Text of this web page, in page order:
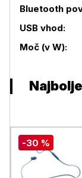
Podrobnosti
Bluetooth
USB vhod:
Moč (v W):
-30 %